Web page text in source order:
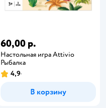
60,00 р.
Настольная игра Attivio
Рыбалка
4,9
В корзину